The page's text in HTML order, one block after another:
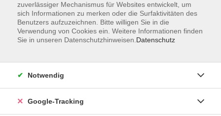
zurück zu Diverse Fremdsprachen
zuverlässiger Mechanismus für Websites entwickelt, um
sich Informationen zu merken oder die Surfaktivitäten des
Benutzers aufzuzeichnen. Bitte willigen Sie in die
Verwendung von Cookies ein. Weitere Informationen finden
Sie in unseren Datenschutzhinweisen. Datenschutz
Notwendig
Google-Tracking